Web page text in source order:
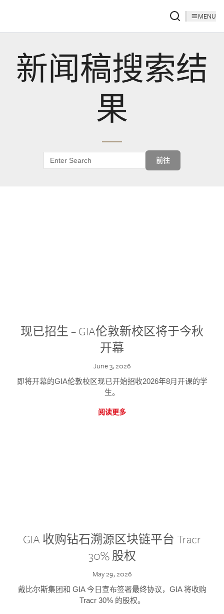
MENU
新闻稿搜索结
果
前往
现已招生 – GIA伦敦新校区将于今秋
开幕
June 3, 2026
即将开幕的GIA伦敦校区现已开始招收2026年8月开课的学
生。
阅读更多
GIA 收购钻石溯源区块链平台 Tracr
30% 股权
May 29, 2026
戴比尔斯集团和 GIA 今日宣布签署最终协议，GIA 将收购
Tracr 30% 的股权。